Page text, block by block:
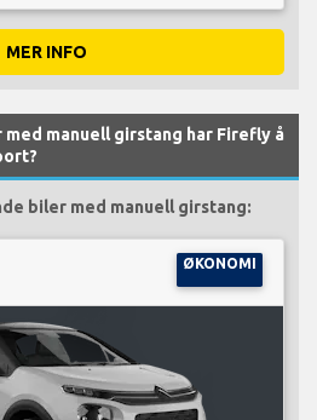
MER INFO
manuell girstang har Firefly å
biler med manuell girstang:
ØKONOMI